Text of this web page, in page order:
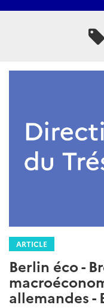
ARTICLE
Berlin éco -
allemandes -